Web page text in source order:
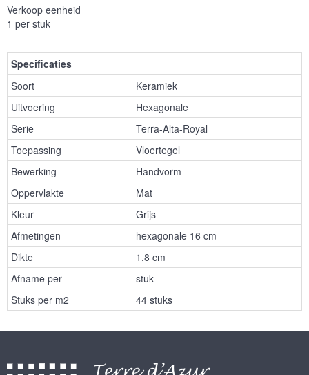
Verkoop eenheid
1 per stuk
Specificaties
Soort
Keramiek
Uitvoering
Hexagonale
Serie
Terra-Alta-Royal
Toepassing
Vloertegel
Bewerking
Handvorm
Oppervlakte
Mat
Kleur
Grijs
Afmetingen
hexagonale 16 cm
Dikte
1,8 cm
Afname per
stuk
Stuks per m2
44 stuks